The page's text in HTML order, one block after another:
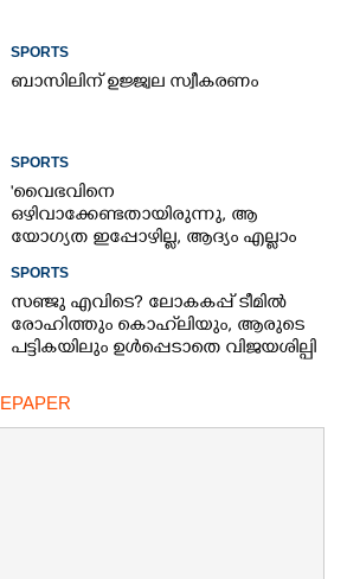
SPORTS
ബാസിലിന് ഉജ്ജ്വല സ്വീകരണം
SPORTS
'വൈഭവിനെ
ഒഴിവാക്കേണ്ടതായിരുന്നു,​ ആ
യോഗ്യത ഇപ്പോഴില്ല, ആദ്യം എല്ലാം
ക്രിക്കറ്റ് താരം
SPORTS
സഞ്ജു എവിടെ? ലോകകപ്പ് ടീമിൽ
രോഹിത്തും കൊഹ്‌ലിയും, ആരുടെ
പട്ടികയിലും ഉൾപ്പെടാതെ വിജയശില്പി
EPAPER